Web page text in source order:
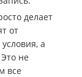
делает
от
а
не
все